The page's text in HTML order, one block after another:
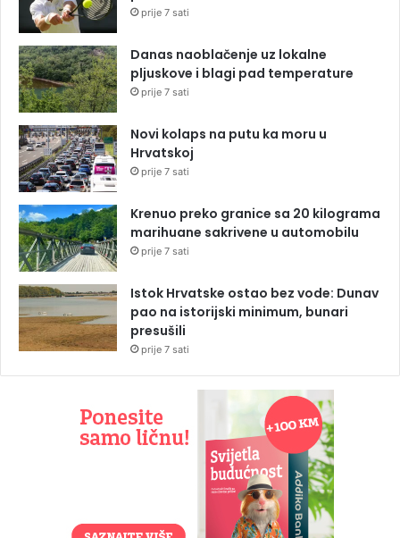
prije 7 sati
Danas naoblačenje uz lokalne
pljuskove i blagi pad temperature
prije 7 sati
Novi kolaps na putu ka moru u
Hrvatskoj
prije 7 sati
Krenuo preko granice sa 20 kilograma
marihuane sakrivene u automobilu
prije 7 sati
Istok Hrvatske ostao bez vode: Dunav
pao na istorijski minimum, bunari
presušili
prije 7 sati